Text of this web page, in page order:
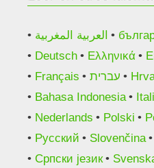
العربية المغربية
Deutsch
Ελληνικά
Français
עברית
Bahasa Indonesia
Nederlands
Polski
Русский
Slovenčina
Српски језик